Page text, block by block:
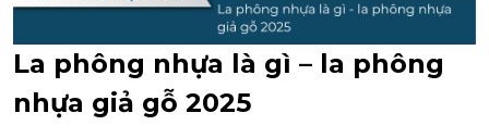
La phông nhựa là gì – la phông
nhựa giả gỗ 2025